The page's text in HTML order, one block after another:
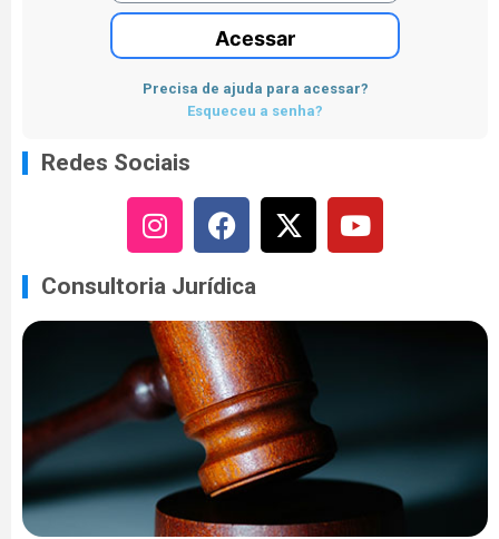
Acessar
Precisa de ajuda para acessar?
Esqueceu a senha?
Redes Sociais
Consultoria Jurídica